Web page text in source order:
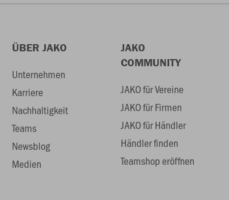
ÜBER JAKO
Unternehmen
Karriere
Nachhaltigkeit
Teams
Newsblog
Medien
JAKO
COMMUNITY
JAKO für Vereine
JAKO für Firmen
JAKO für Händler
Händler finden
Teamshop eröffnen